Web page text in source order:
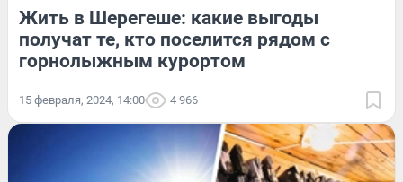
Жить в Шерегеше: какие выгоды
получат те, кто поселится рядом с
горнолыжным курортом
15 февраля, 2024, 14:00 4 966